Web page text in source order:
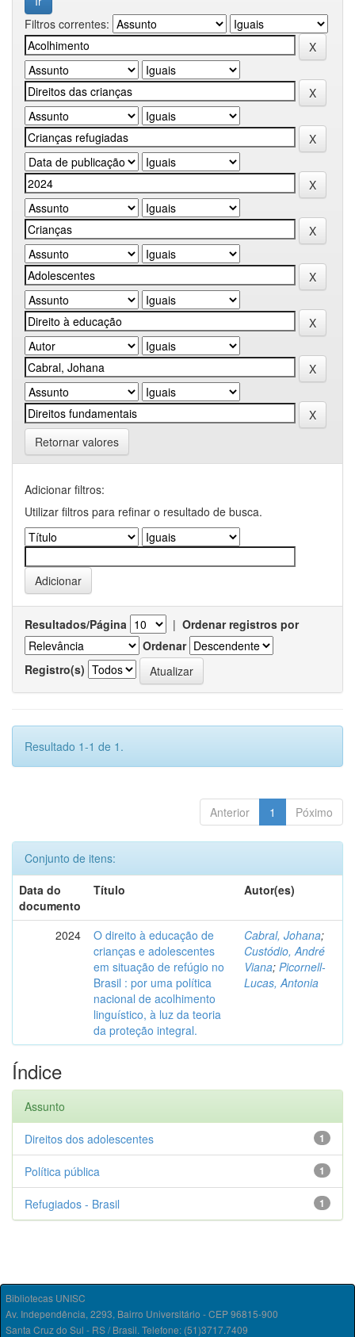
Filtros correntes:
Retornar valores
Adicionar filtros:
Utilizar filtros para refinar o resultado de busca.
Resultados/Página | Ordenar registros por
Ordenar
Registro(s)
Resultado 1-1 de 1.
Anterior 1 Póximo
Conjunto de itens:
Data do
documento
Título Autor(es)
2024
O direito à educação de
crianças e adolescentes
em situação de refúgio no
Brasil : por uma política
nacional de acolhimento
linguístico, à luz da teoria
da proteção integral.
Cabral, Johana;
Custódio, André
Viana; Picornell-
Lucas, Antonia
Índice
Assunto
1
Direitos dos adolescentes
1
Política pública
1
Refugiados - Brasil
Bibliotecas UNISC
Av. Independência, 2293, Bairro Universitário - CEP 96815-900
Santa Cruz do Sul - RS / Brasil. Telefone: (51)3717.7409